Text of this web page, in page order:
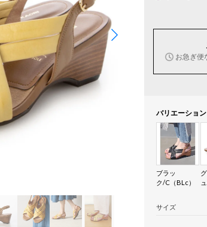
お急ぎ便
バリエーション
ブラッ
ク/C（BLc）
サイズ